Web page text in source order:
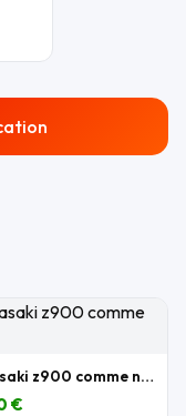
Kawasaki z900 comme neuve
€